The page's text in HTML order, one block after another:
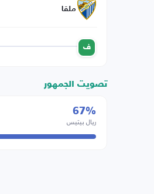
ملقا
ف
تصويت الجمهور
67%
ريال بيتيس